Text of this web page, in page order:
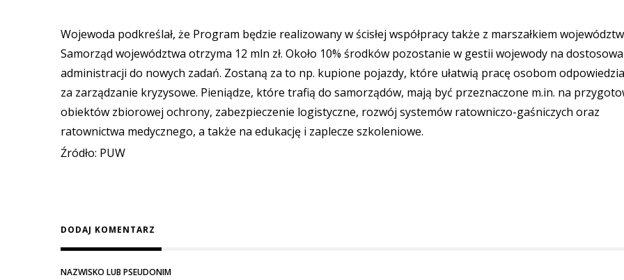
Wojewoda podkreślał, że Program będzie realizowany w ścisłej współpracy także z marszałkiem
Samorząd województwa otrzyma 12 mln zł. Około 10% środków pozostanie w gestii wojewody na
administracji do nowych zadań. Zostaną za to np. kupione pojazdy, które ułatwią pracę osobom
za zarządzanie kryzysowe. Pieniądze, które trafią do samorządów, mają być przeznaczone m.in. na
obiektów zbiorowej ochrony, zabezpieczenie logistyczne, rozwój systemów ratowniczo-gaśniczych oraz
ratownictwa medycznego, a także na edukację i zaplecze szkoleniowe.
Źródło: PUW
DODAJ KOMENTARZ
NAZWISKO LUB PSEUDONIM